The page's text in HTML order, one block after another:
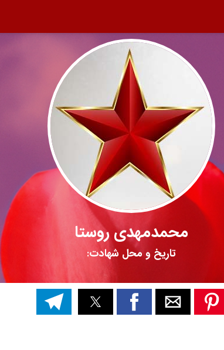
محمدمهدی روستا
تاریخ و محل شهادت: